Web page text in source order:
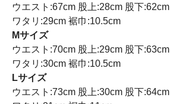
ウエスト:67cm 股上:28cm 股下:62cm
ワタリ:29cm 裾巾:10.5cm
Mサイズ
ウエスト:70cm 股上:29cm 股下:63cm
ワタリ:30cm 裾巾:10.5cm
Lサイズ
ウエスト:73cm 股上:30cm 股下:64cm